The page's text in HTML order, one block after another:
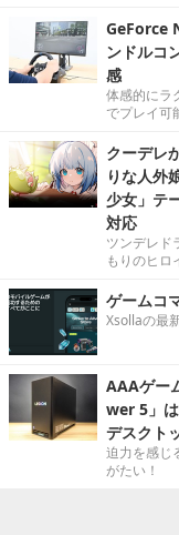
GeForce
ンドルコ
感
体感的にラ
でプレイ可
クーデレ
りな人外
少女」テ
対応
ツンデレド
もりのヒロ
ゲームコ
Xsollaの最
AAAゲー
wer 5」
デスクト
迫力を感じ
がたい！